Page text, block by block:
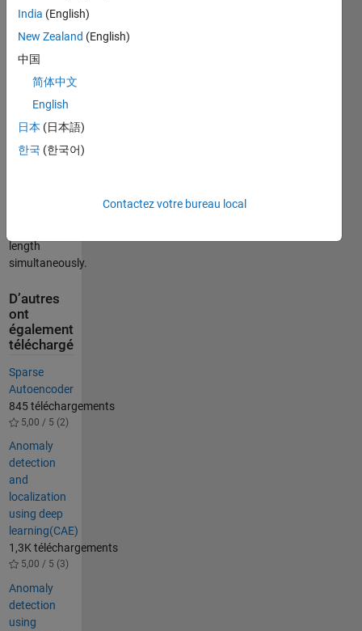
fft/ifft. I've
tested it with
truncation
as high as
N=2^20 and
1.7820
seconds.
This script
will handle
length
simultaneously.
D’autres
ont
également
téléchargé
Sparse
Autoencoder
845 téléchargements
5,00 / 5 (2)
Anomaly
detection
and
localization
using deep
learning(CAE)
1,3K téléchargements
5,00 / 5 (3)
Anomaly
detection
using
India (English)
New Zealand (English)
中国
简体中文
English
日本 (日本語)
한국 (한국어)
Contactez votre bureau local